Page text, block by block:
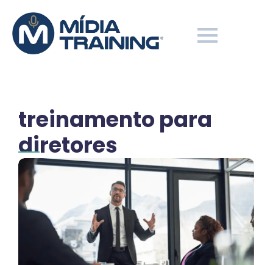
treinamento para
diretores